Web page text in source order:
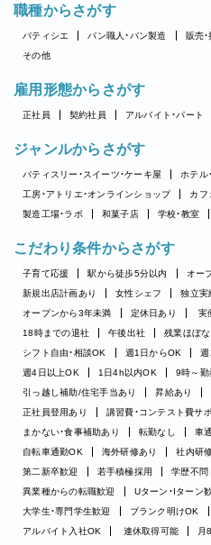
職種からさがす
パティシエ パン職人・パン製造 販売
その他
雇用形態からさがす
正社員 契約社員 アルバイト・パート
ジャンルからさがす
パティスリー・スイーツ・ケーキ屋
ホテル
工房・アトリエ・オンラインショップ
カフ
製造工場・ラボ
和菓子店 学校・教室
こだわり条件からさがす
子育て応援 駅から徒歩5分以内 オー
新規出店計画あり
女性シェフ 独立実
オープンから3年未満
定休日あり 実
18時までの退社
午後出社 残業ほぼな
シフト自由・相談OK
週1日からOK
週
週4日以上OK
1日4h以内OK 9時～勤
引っ越し補助/住宅手当あり
昇給あり
正社員登用あり
講習費・コンテスト費サ
まかない・食事補助あり
転勤なし 車
自転車通勤OK
海外研修あり 社内研
第二新卒歓迎
若手積極採用 学歴不問
異業種からの転職歓迎
Uターン・Iターン
大学生・専門学生歓迎
ブランク明けOK
アルバイト入社OK
連休取得可能 月